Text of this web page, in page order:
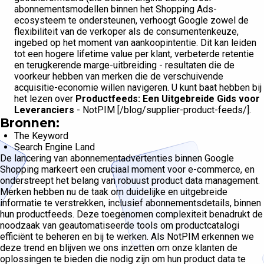
abonnementsmodellen binnen het Shopping Ads-
ecosysteem te ondersteunen, verhoogt Google zowel de
flexibiliteit van de verkoper als de consumentenkeuze,
ingebed op het moment van aankoopintentie. Dit kan leiden
tot een hogere lifetime value per klant, verbeterde retentie
en terugkerende marge-uitbreiding - resultaten die de
voorkeur hebben van merken die de verschuivende
acquisitie-economie willen navigeren. U kunt baat hebben bij
het lezen over Productfeeds: Een Uitgebreide Gids voor
Leveranciers - NotPIM [/blog/supplier-product-feeds/].
Bronnen:
The Keyword
Search Engine Land
De lancering van abonnementadvertenties binnen Google
Shopping markeert een cruciaal moment voor e-commerce, en
onderstreept het belang van robuust product data management.
Merken hebben nu de taak om duidelijke en uitgebreide
informatie te verstrekken, inclusief abonnementsdetails, binnen
hun productfeeds. Deze toegenomen complexiteit benadrukt de
noodzaak van geautomatiseerde tools om productcatalogi
efficiënt te beheren en bij te werken. Als NotPIM erkennen we
deze trend en blijven we ons inzetten om onze klanten de
oplossingen te bieden die nodig zijn om hun product data te